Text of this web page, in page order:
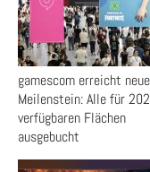
gamescom erreicht
Meilenstein: Alle für
verfügbaren Flächen
ausgebucht